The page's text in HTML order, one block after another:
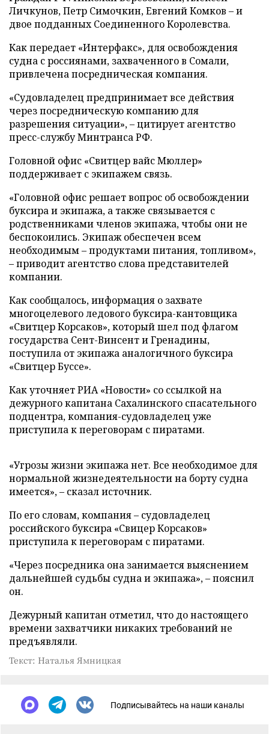
Личкунов, Петр Симочкин, Евгений Комков – и
двое подданных Соединенного Королевства.
Как передает «Интерфакс», для освобождения
судна с россиянами, захваченного в Сомали,
привлечена посредническая компания.
«Судовладелец предпринимает все действия
через посредническую компанию для
разрешения ситуации», – цитирует агентство
пресс-службу Минтранса РФ.
Головной офис «Свитцер вайс Мюллер»
поддерживает с экипажем связь.
«Головной офис решает вопрос об освобождении
буксира и экипажа, а также связывается с
родственниками членов экипажа, чтобы они не
беспокоились. Экипаж обеспечен всем
необходимым – продуктами питания, топливом»,
– приводит агентство слова представителей
компании.
Как сообщалось, информация о захвате
многоцелевого ледового буксира-кантовщика
«Свитцер Корсаков», который шел под флагом
государства Сент-Винсент и Гренадины,
поступила от экипажа аналогичного буксира
«Свитцер Буссе».
Как уточняет РИА «Новости» со ссылкой на
дежурного капитана Сахалинского спасательного
подцентра, компания-судовладелец уже
приступила к переговорам с пиратами.
«Угрозы жизни экипажа нет. Все необходимое для
нормальной жизнедеятельности на борту судна
имеется», – сказал источник.
По его словам, компания – судовладелец
российского буксира «Свицер Корсаков»
приступила к переговорам с пиратами.
«Через посредника она занимается выяснением
дальнейшей судьбы судна и экипажа», – пояснил
он.
Дежурный капитан отметил, что до настоящего
времени захватчики никаких требований не
предъявляли.
Текст: Наталья Ямницкая
Подписывайтесь на наши каналы